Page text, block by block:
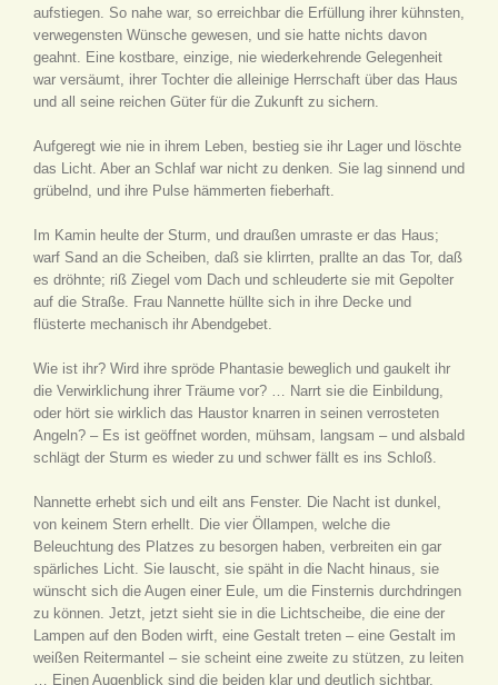
aufstiegen. So nahe war, so erreichbar die Erfüllung ihrer kühnsten,
verwegensten Wünsche gewesen, und sie hatte nichts davon
geahnt. Eine kostbare, einzige, nie wiederkehrende Gelegenheit
war versäumt, ihrer Tochter die alleinige Herrschaft über das Haus
und all seine reichen Güter für die Zukunft zu sichern.
Aufgeregt wie nie in ihrem Leben, bestieg sie ihr Lager und löschte
das Licht. Aber an Schlaf war nicht zu denken. Sie lag sinnend und
grübelnd, und ihre Pulse hämmerten fieberhaft.
Im Kamin heulte der Sturm, und draußen umraste er das Haus;
warf Sand an die Scheiben, daß sie klirrten, prallte an das Tor, daß
es dröhnte; riß Ziegel vom Dach und schleuderte sie mit Gepolter
auf die Straße. Frau Nannette hüllte sich in ihre Decke und
flüsterte mechanisch ihr Abendgebet.
Wie ist ihr? Wird ihre spröde Phantasie beweglich und gaukelt ihr
die Verwirklichung ihrer Träume vor? … Narrt sie die Einbildung,
oder hört sie wirklich das Haustor knarren in seinen verrosteten
Angeln? – Es ist geöffnet worden, mühsam, langsam – und alsbald
schlägt der Sturm es wieder zu und schwer fällt es ins Schloß.
Nannette erhebt sich und eilt ans Fenster. Die Nacht ist dunkel,
von keinem Stern erhellt. Die vier Öllampen, welche die
Beleuchtung des Platzes zu besorgen haben, verbreiten ein gar
spärliches Licht. Sie lauscht, sie späht in die Nacht hinaus, sie
wünscht sich die Augen einer Eule, um die Finsternis durchdringen
zu können. Jetzt, jetzt sieht sie in die Lichtscheibe, die eine der
Lampen auf den Boden wirft, eine Gestalt treten – eine Gestalt im
weißen Reitermantel – sie scheint eine zweite zu stützen, zu leiten
… Einen Augenblick sind die beiden klar und deutlich sichtbar,